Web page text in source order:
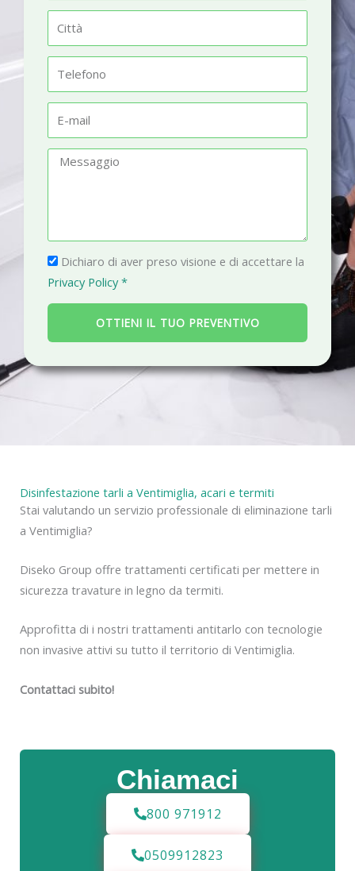
m
t
à
l
fm
a
g
g
i
P
r
i
a
c
Dichiaro di aver preso visione e di accettare la
Privacy Policy *
OTTIENI IL TUO PREVENTIVO
Chiamaci
800 971912
0509912823
Disinfestazione tarli a Ventimiglia, acari e termiti
Stai valutando un servizio professionale di eliminazione tarli
a Ventimiglia?
Diseko Group offre trattamenti certificati per mettere in
sicurezza travature in legno da termiti.
Approfitta di i nostri trattamenti antitarlo con tecnologie
non invasive attivi su tutto il territorio di Ventimiglia.
Contattaci subito!